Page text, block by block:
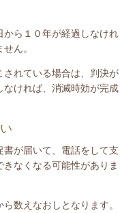
ら１０年が経過しなけれ
ん。
れている場合は、 判決が
ければ、消滅時効が完成
が届いて、電話をして支
なくなる可能性がありま
数えなおしとなります。